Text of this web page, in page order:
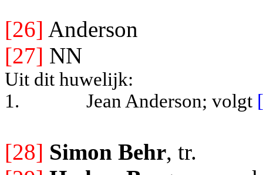
[26] Anderson
[27] NN
Uit dit huwelijk:
1.
Jean Anderson; volgt
[28] Simon Behr, tr.